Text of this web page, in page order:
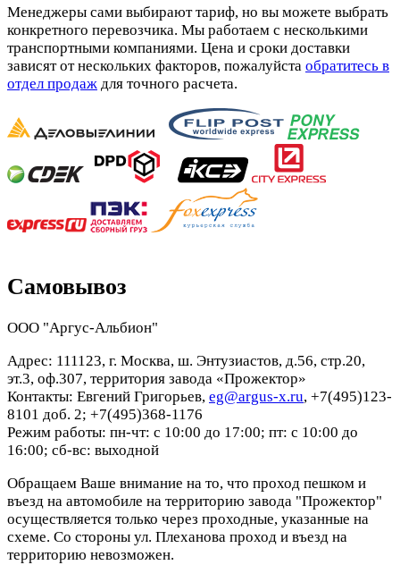
Менеджеры сами выбирают тариф, но вы можете выбрать
конкретного перевозчика. Мы работаем с несколькими
транспортными компаниями. Цена и сроки доставки
зависят от нескольких факторов, пожалуйста обратитесь в
отдел продаж для точного расчета.
Самовывоз
ООО "Аргус-Альбион"
Адрес: 111123, г. Москва, ш. Энтузиастов, д.56, стр.20,
эт.3, оф.307, территория завода «Прожектор»
Контакты: Евгений Григорьев, eg@argus-x.ru, +7(495)123-
8101 доб. 2; +7(495)368-1176
Режим работы: пн-чт: с 10:00 до 17:00; пт: с 10:00 до
16:00; сб-вс: выходной
Обращаем Ваше внимание на то, что проход пешком и
въезд на автомобиле на территорию завода "Прожектор"
осуществляется только через проходные, указанные на
схеме. Со стороны ул. Плеханова проход и въезд на
территорию невозможен.